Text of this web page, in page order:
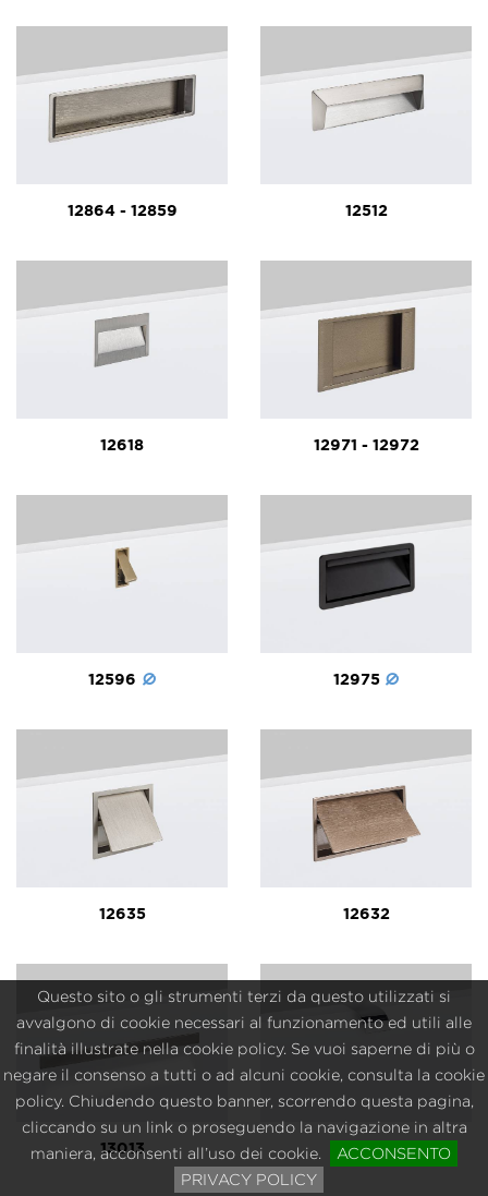
Questo sito o gli strumenti terzi da questo utilizzati si
avvalgono di cookie necessari al funzionamento ed utili alle
finalità illustrate nella cookie policy. Se vuoi saperne di più o
negare il consenso a tutti o ad alcuni cookie, consulta la cookie
policy. Chiudendo questo banner, scorrendo questa pagina,
cliccando su un link o proseguendo la navigazione in altra
maniera, acconsenti all’uso dei cookie.
ACCONSENTO
PRIVACY POLICY
12864 - 12859 12512
12618 12971 - 12972
12596 12975
12635 12632
13013 12721